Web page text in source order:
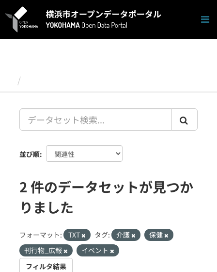
キ
並び順
2 件のデータセットが見つか
りました
フォーマット: TXT タグ: 介護
保健
刊行物_広報
イベント
フィルタ結果